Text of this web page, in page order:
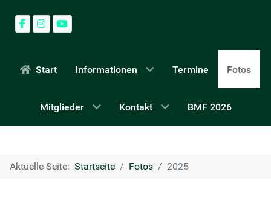
Start Informationen Termine Fotos
Mitglieder Kontakt BMF 2026
Aktuelle Seite: Startseite Fotos 2025